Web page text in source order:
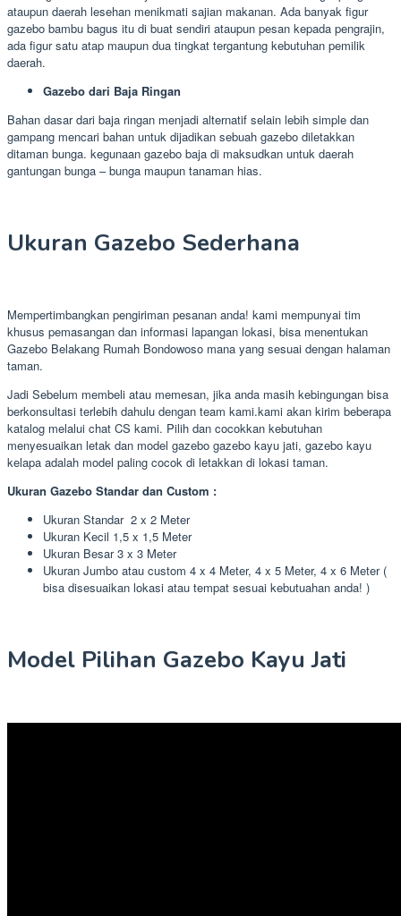
ataupun daerah lesehan menikmati sajian makanan. Ada banyak figur
gazebo bambu bagus itu di buat sendiri ataupun pesan kepada pengrajin,
ada figur satu atap maupun dua tingkat tergantung kebutuhan pemilik
daerah.
Gazebo dari Baja Ringan
Bahan dasar dari baja ringan menjadi alternatif selain lebih simple dan
gampang mencari bahan untuk dijadikan sebuah gazebo diletakkan
ditaman bunga. kegunaan gazebo baja di maksudkan untuk daerah
gantungan bunga – bunga maupun tanaman hias.
Ukuran Gazebo Sederhana
Mempertimbangkan pengiriman pesanan anda! kami mempunyai tim
khusus pemasangan dan informasi lapangan lokasi, bisa menentukan
Gazebo Belakang Rumah Bondowoso mana yang sesuai dengan halaman
taman.
Jadi Sebelum membeli atau memesan, jika anda masih kebingungan bisa
berkonsultasi terlebih dahulu dengan team kami.kami akan kirim beberapa
katalog melalui chat CS kami. Pilih dan cocokkan kebutuhan
menyesuaikan letak dan model gazebo gazebo kayu jati, gazebo kayu
kelapa adalah model paling cocok di letakkan di lokasi taman.
Ukuran Gazebo Standar dan Custom :
Ukuran Standar 2 x 2 Meter
Ukuran Kecil 1,5 x 1,5 Meter
Ukuran Besar 3 x 3 Meter
Ukuran Jumbo atau custom 4 x 4 Meter, 4 x 5 Meter, 4 x 6 Meter (
bisa disesuaikan lokasi atau tempat sesuai kebutuahan anda! )
Model Pilihan Gazebo Kayu Jati